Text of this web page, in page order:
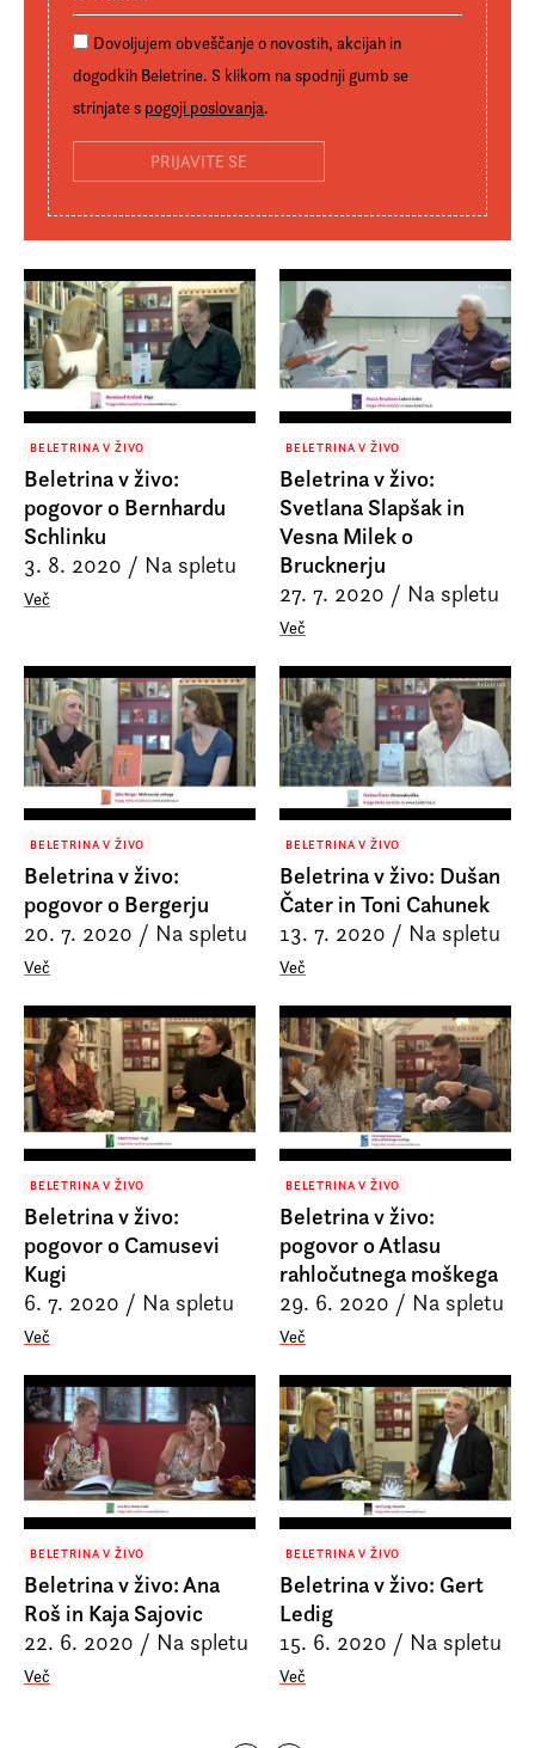
Dovoljujem obveščanje o novostih, akcijah in
dogodkih Beletrine. S klikom na spodnji gumb se
strinjate s pogoji poslovanja.
BELETRINA V ŽIVO
Beletrina v živo:
pogovor o Bernhardu
Schlinku
3. 8. 2020 / Na spletu
Več
BELETRINA V ŽIVO
Beletrina v živo:
Svetlana Slapšak in
Vesna Milek o
Brucknerju
27. 7. 2020 / Na spletu
Več
BELETRINA V ŽIVO
Beletrina v živo:
pogovor o Bergerju
20. 7. 2020 / Na spletu
Več
BELETRINA V ŽIVO
Beletrina v živo: Dušan
Čater in Toni Cahunek
13. 7. 2020 / Na spletu
Več
BELETRINA V ŽIVO
Beletrina v živo:
pogovor o Camusevi
Kugi
6. 7. 2020 / Na spletu
Več
BELETRINA V ŽIVO
Beletrina v živo:
pogovor o Atlasu
rahločutnega moškega
29. 6. 2020 / Na spletu
Več
BELETRINA V ŽIVO
Beletrina v živo: Ana
Roš in Kaja Sajovic
22. 6. 2020 / Na spletu
Več
BELETRINA V ŽIVO
Beletrina v živo: Gert
Ledig
15. 6. 2020 / Na spletu
Več